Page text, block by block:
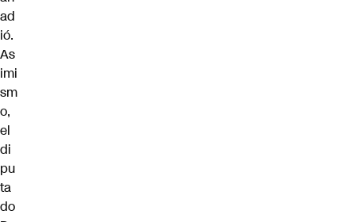
ad
ió.
As
imi
sm
o,
el
di
pu
ta
do